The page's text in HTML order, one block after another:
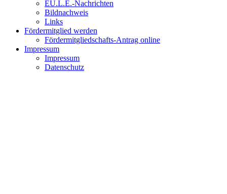
EU.L.E.-Nachrichten
Bildnachweis
Links
Fördermitglied werden
Fördermitgliedschafts-Antrag online
Impressum
Impressum
Datenschutz